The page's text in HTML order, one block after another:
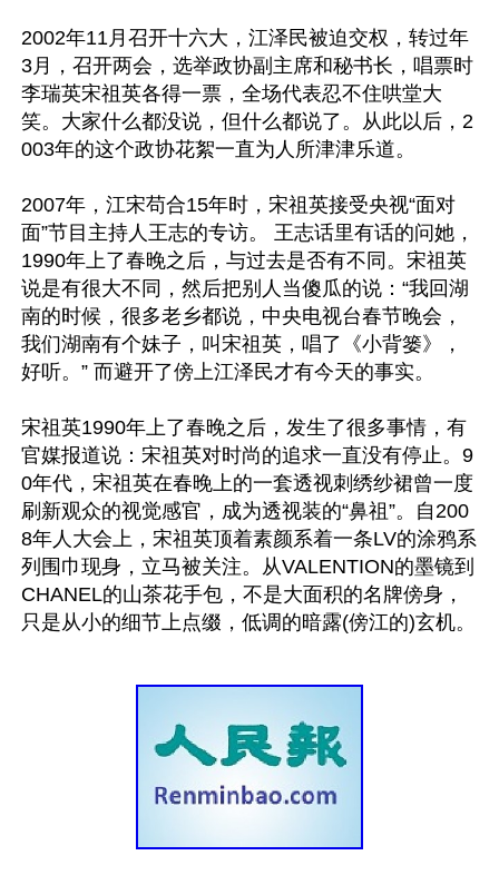
2002年11月召开十六大，江泽民被迫交权，转过年
3月，召开两会，选举政协副主席和秘书长，唱票时
李瑞英宋祖英各得一票，全场代表忍不住哄堂大
笑。大家什么都没说，但什么都说了。从此以后，2
003年的这个政协花絮一直为人所津津乐道。
2007年，江宋苟合15年时，宋祖英接受央视“面对
面”节目主持人王志的专访。 王志话里有话的问她，
1990年上了春晚之后，与过去是否有不同。宋祖英
说是有很大不同，然后把别人当傻瓜的说：“我回湖
南的时候，很多老乡都说，中央电视台春节晚会，
我们湖南有个妹子，叫宋祖英，唱了《小背篓》，
好听。” 而避开了傍上江泽民才有今天的事实。
宋祖英1990年上了春晚之后，发生了很多事情，有
官媒报道说：宋祖英对时尚的追求一直没有停止。9
0年代，宋祖英在春晚上的一套透视刺绣纱裙曾一度
刷新观众的视觉感官，成为透视装的“鼻祖”。自200
8年人大会上，宋祖英顶着素颜系着一条LV的涂鸦系
列围巾现身，立马被关注。从VALENTION的墨镜到
CHANEL的山茶花手包，不是大面积的名牌傍身，